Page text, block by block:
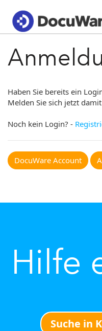
Haben Sie bereits ein
Melden Sie sich jetzt
Noch kein Login? -
DocuWare Account
Hilfe
Suche in